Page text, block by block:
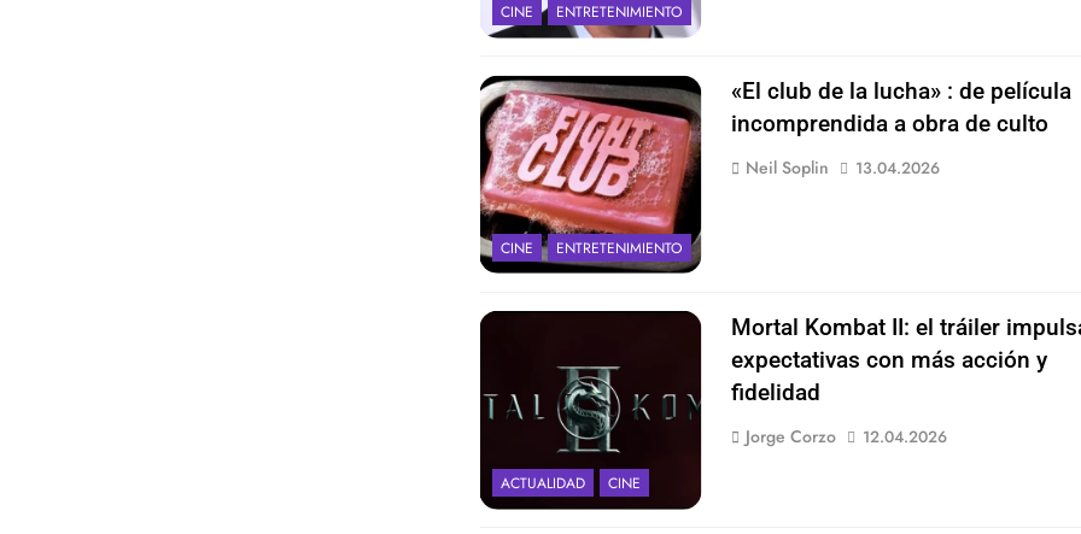
CINE ENTRETENIMIENTO
CINE ENTRETENIMIENTO
«El club de la lucha» : de película
incomprendida a obra de culto
Neil Soplin 13.04.2026
ACTUALIDAD CINE
Mortal Kombat II: el tráiler
expectativas con más acción y
fidelidad
Jorge Corzo 12.04.2026